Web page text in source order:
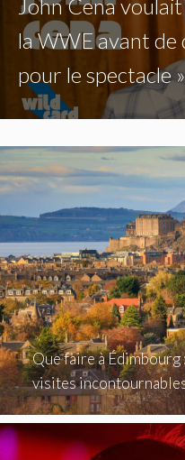
John Cena
la WWE avant
pour le spectacle »
Que faire à
visites